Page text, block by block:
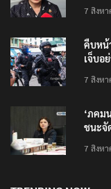
7 สิงห
คืบหน้
เจ็บอ
7 สิงห
‘ภคม
ชนะจั
7 สิงห